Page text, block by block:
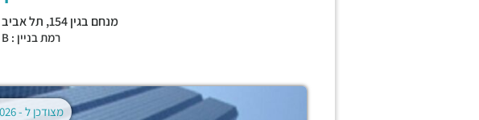
מנחם בגין 154, תל אביב
רמת בניין : CLASS B
מצודכן ל -02.08.2026